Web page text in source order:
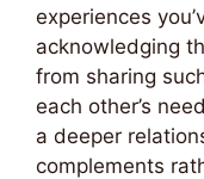
experiences
acknowledging
from sharing
each other’s
a deeper
complements